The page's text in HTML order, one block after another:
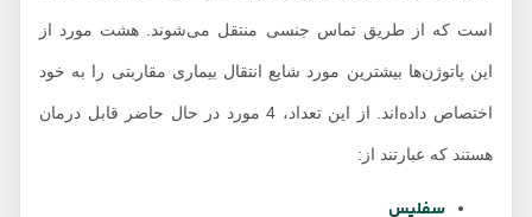
است که از طریق تماس جنسی منتقل می‌شوند. هشت مورد از
این پاتوژن‌ها بیشترین مورد شایع انتقال بیماری‌ مقاربتی را به خود
اختصاص داده‌اند. از این تعداد، 4 مورد در حال حاضر قابل درمان
هستند که عبارتند از:
سفلیس